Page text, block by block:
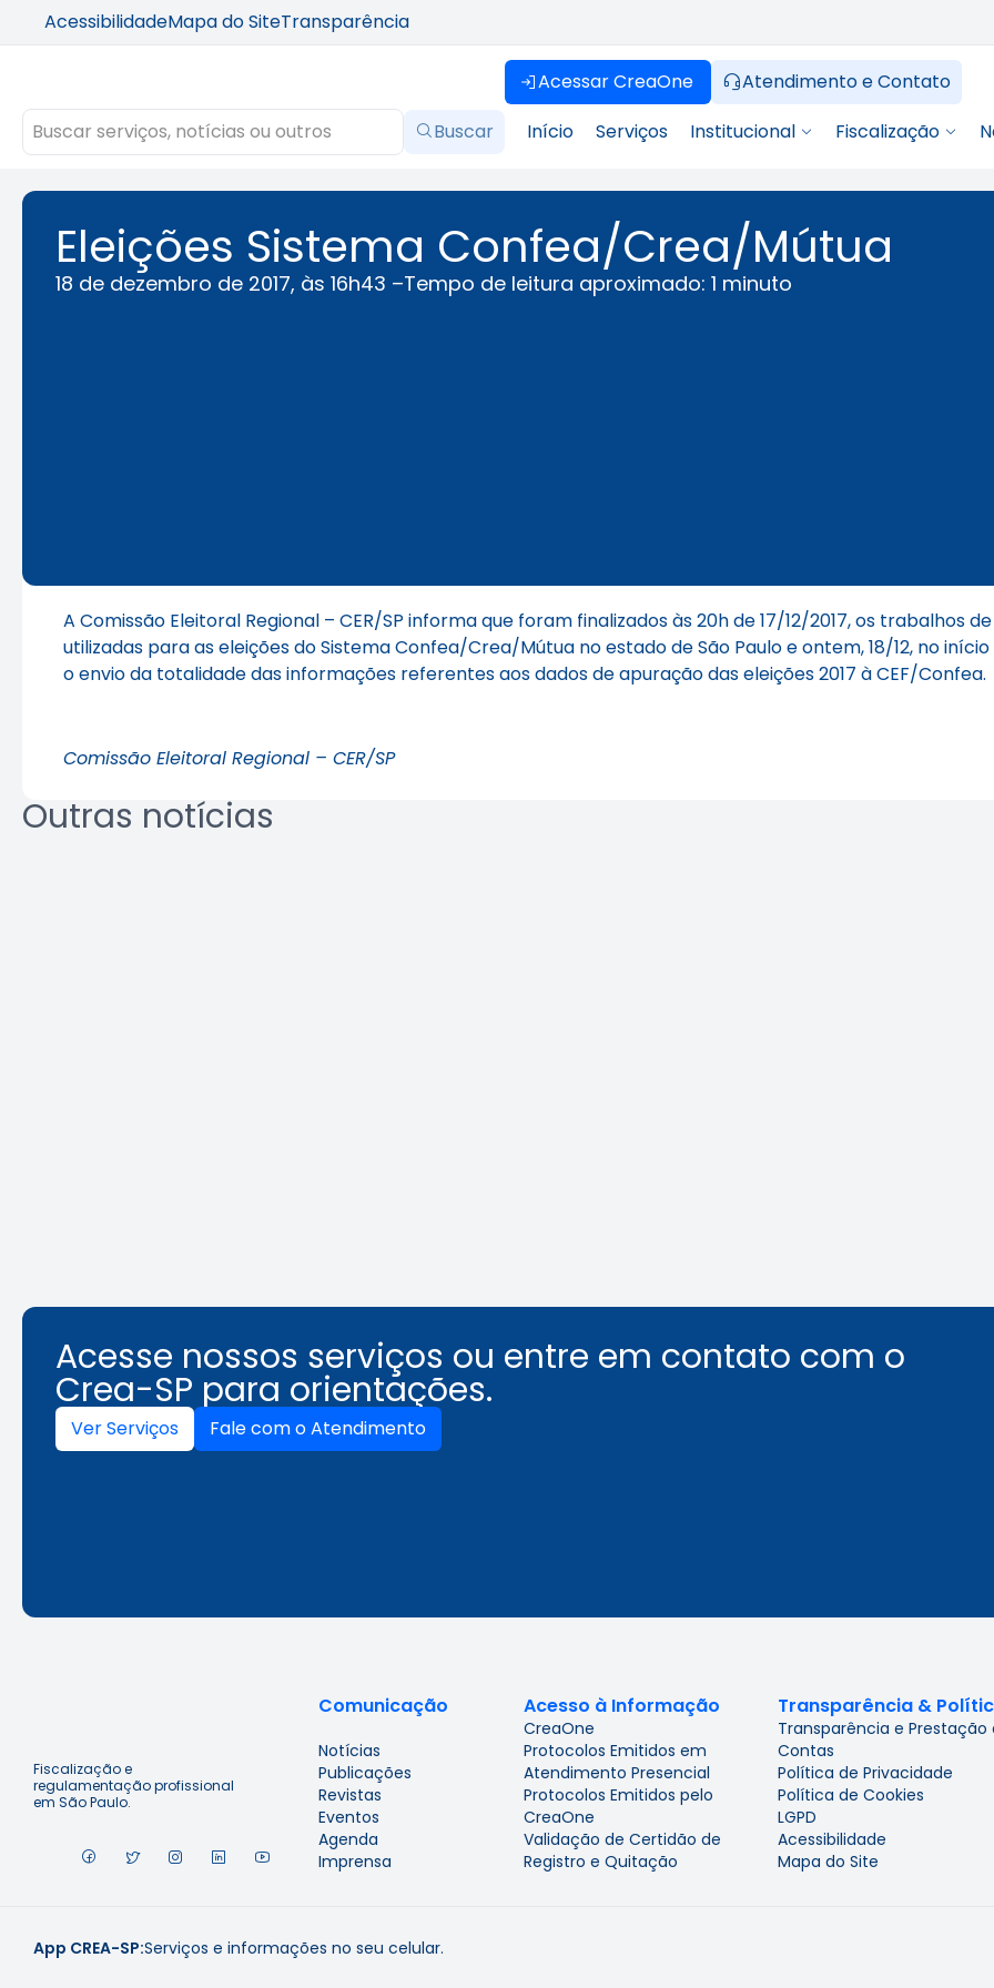
AcessibilidadeMapa do SiteTransparência
Acessar CreaOne
Atendimento e Contato
Buscar
Início Serviços Institucional Fiscalização
Eleições Sistema Confea/Crea/Mútua
18 de dezembro de 2017, às 16h43 –Tempo de leitura aproximado: 1 minuto
A Comissão Eleitoral Regional – CER/SP informa que foram finalizados às 20h de 17/12/2017, os trabalhos
utilizadas para as eleições do Sistema Confea/Crea/Mútua no estado de São Paulo e ontem, 18/12, no
o envio da totalidade das informações referentes aos dados de apuração das eleições 2017 à CEF/Confea.
Comissão Eleitoral Regional – CER/SP
Outras notícias
Acesse nossos serviços ou entre em contato com o
Crea-SP para orientações.
Ver Serviços Fale com o Atendimento
Fiscalização e
regulamentação profissional
em São Paulo.
Comunicação
Notícias
Publicações
Revistas
Eventos
Agenda
Imprensa
Acesso à Informação
CreaOne
Protocolos Emitidos em
Atendimento Presencial
Protocolos Emitidos pelo
CreaOne
Validação de Certidão de
Registro e Quitação
Transparência &
Transparência e Prestação
Contas
Política de Privacidade
Política de Cookies
LGPD
Acessibilidade
Mapa do Site
App CREA-SP:Serviços e informações no seu celular.